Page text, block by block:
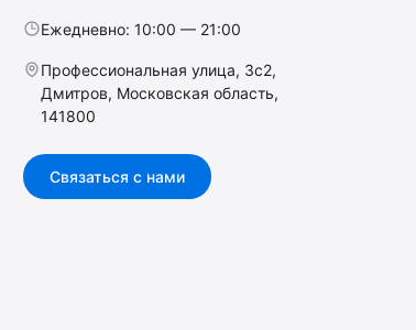
Ежедневно: 10:00 — 21:00
Профессиональная улица, 3с2,
Дмитров, Московская область,
141800
Связаться с нами